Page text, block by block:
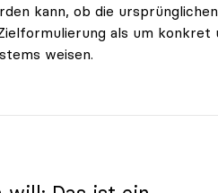
kann, ob die
als um konkret
weisen.